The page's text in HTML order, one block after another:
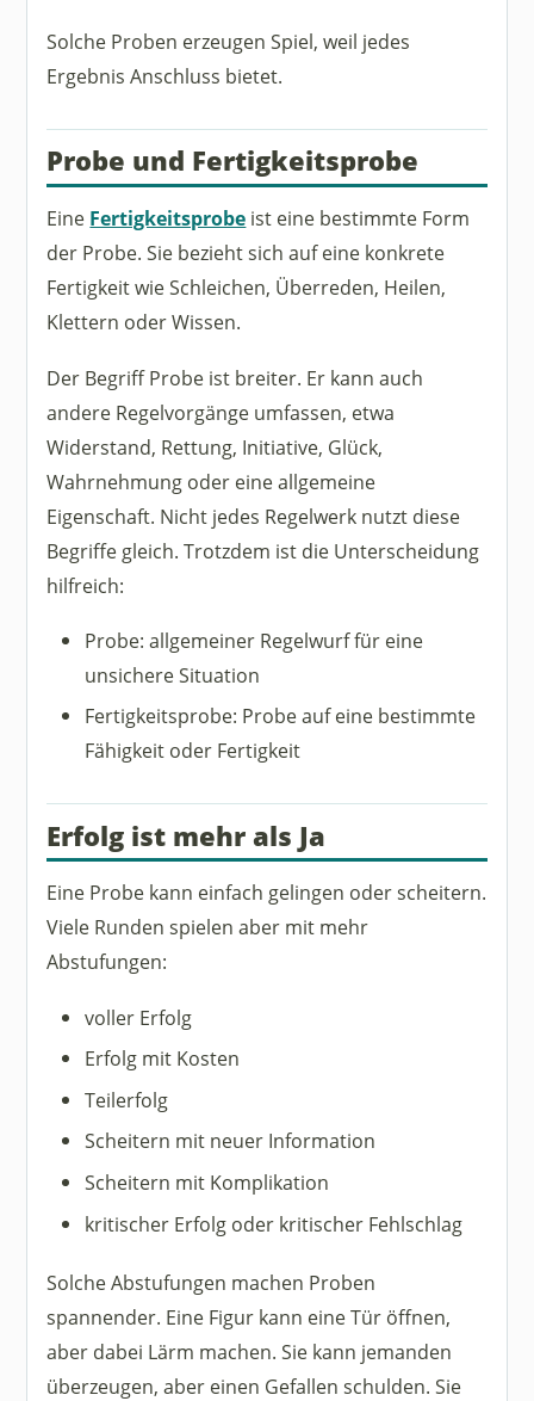
Solche Proben erzeugen Spiel, weil jedes
Ergebnis Anschluss bietet.
Probe und Fertigkeitsprobe
Eine Fertigkeitsprobe ist eine bestimmte Form
der Probe. Sie bezieht sich auf eine konkrete
Fertigkeit wie Schleichen, Überreden, Heilen,
Klettern oder Wissen.
Der Begriff Probe ist breiter. Er kann auch
andere Regelvorgänge umfassen, etwa
Widerstand, Rettung, Initiative, Glück,
Wahrnehmung oder eine allgemeine
Eigenschaft. Nicht jedes Regelwerk nutzt diese
Begriffe gleich. Trotzdem ist die Unterscheidung
hilfreich:
Probe: allgemeiner Regelwurf für eine
unsichere Situation
Fertigkeitsprobe: Probe auf eine bestimmte
Fähigkeit oder Fertigkeit
Erfolg ist mehr als Ja
Eine Probe kann einfach gelingen oder scheitern.
Viele Runden spielen aber mit mehr
Abstufungen:
voller Erfolg
Erfolg mit Kosten
Teilerfolg
Scheitern mit neuer Information
Scheitern mit Komplikation
kritischer Erfolg oder kritischer Fehlschlag
Solche Abstufungen machen Proben
spannender. Eine Figur kann eine Tür öffnen,
aber dabei Lärm machen. Sie kann jemanden
überzeugen, aber einen Gefallen schulden. Sie